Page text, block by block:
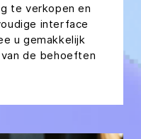
te verkopen en
interface
u gemakkelijk
de behoeften